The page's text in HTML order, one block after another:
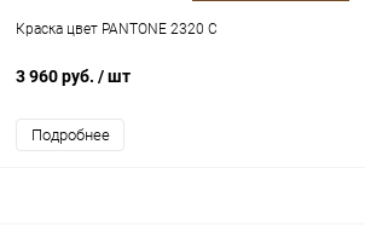
Краска цвет PANTONE 2320 C
3 960 руб. / шт
Подробнее